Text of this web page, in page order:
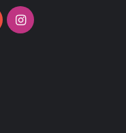
YouTubeInstagram